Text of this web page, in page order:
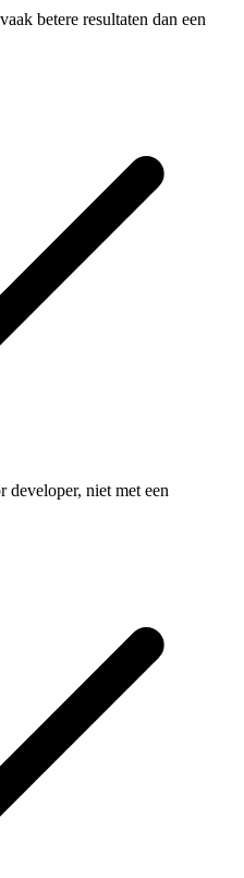
betere resultaten dan een
developer, niet met een